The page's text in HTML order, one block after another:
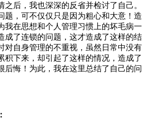
之后，我也深深的反省并检讨了自己。
题，可不仅仅只是因为粗心和大意！造
我在思想和个人管理习惯上的坏毛病一
成了连锁的问题，这才造成了这样的结
对自身管理的不重视，虽然日常中没有
积下来，却引起了这样的情况，造成了
后悔！为此，我在这里总结了自己的问